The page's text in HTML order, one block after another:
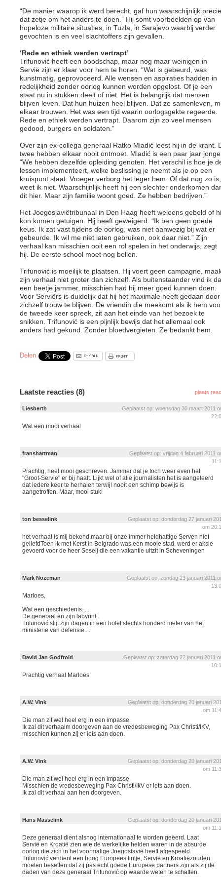
“De manier waarop ik werd berecht, gaf hun waarschijnlijk
dat zetje om het anders te doen.” Hij somt voorbeelden op van
hopeloze militaire situaties, in Tuzla, in Sarajevo waarbij verder
gevochten is en veel slachtoffers zijn gevallen.
‘Rede en ethiek werden vertrapt’
Trifunović heeft een boodschap, maar nog maar weinigen in
Servië zijn er klaar voor hem te horen. “Wat is gebeurd, was
kunstmatig, geprovoceerd. Alle wensen en aspiraties hadden in
redelijkheid zonder oorlog kunnen worden opgelost. Of je een
staat nu in stukken deelt of niet. Het is belangrijk dat mensen
blijven leven. Dat hun huizen heel blijven. Dat ze samenleven,
elkaar trouwen. Het was een tijd waarin oorlogsgekte regeerde.
Rede en ethiek werden vertrapt. Daarom zijn zo veel mensen
gedood, burgers en soldaten.”
Over zijn ex-collega generaal Ratko Mladić leest hij in de krant.
twee hebben elkaar nooit ontmoet. Mladić is een paar jaar
“We hebben dezelfde opleiding genoten. Het verschil is hoe je
lessen implementeert, welke beslissing je neemt als je op een
kruispunt staat. Vroeger verborg het leger hem. Of dat nog zo is,
weet ik niet. Waarschijnlijk heeft hij een slechter onderkomen
dit hier. Maar zijn familie woont goed. Ze hebben bedrijven.”
Het Joegoslaviëtribunaal in Den Haag heeft weleens gebeld of
kon komen getuigen. Hij heeft geweigerd. “Ik ben geen goede
keus. Ik zat vast tijdens de oorlog, was niet aanwezig bij wat er
gebeurde. Ik wil me niet laten gebruiken, ook daar niet.” Zijn
verhaal kan misschien ooit een rol spelen in het onderwijs, zegt
hij. De eerste school moet nog bellen.
Trifunović is moeilijk te plaatsen. Hij voert geen campagne,
zijn verhaal niet groter dan zichzelf. Als buitenstaander vind ik
een beetje jammer, misschien had hij meer goed kunnen doen.
Voor Serviërs is duidelijk dat hij het maximale heeft gedaan door
zichzelf trouw te blijven. De vriendin die meekomt als ik hem
de tweede keer spreek, zit aan het einde van het bezoek te
snikken. Trifunović is een pijnlijk bewijs dat het allemaal ook
anders had gekund. Zonder bloedvergieten. Ze bedankt hem.
Delen
Laatste reacties (8) plaats
Liesberth
Geplaatst op: woensdag 30 maart 2011
Wat een mooi verhaal
franshartman
Geplaatst op: vrijdag 4 februari 2011
Prachtig, heel mooi geschreven. Jammer dat je toch weer even het
"Groot-Servie" er bij haalt. Lijkt wel of alle journalisten het is aangeleerd
dat iedere keer te herhalen terwijl nooit een schimp bewijs is
aangetroffen. Maar, mooi stuk!
ton besselink
Geplaatst op: donderdag 27 januari
om
het verhaal is mij bekend,maar bij onze immer heldhaftige Serven niet
geliefdToen ik met Kerst in Belgrado was,een mooie stad, werd er aksie
gevoerd voor de heer Seselj die een vakantie uitzit in Scheveningen
Mark Nozeman
Geplaatst op: zondag 23 januari 2011
Marloes,
Wat een geschiedenis.....
De generaal en zijn labyrint..
Trifunović slijt zijn dagen in een hotel slechts honderd meter van het
ministerie van defensie....
David Jan Godfroid
Geplaatst op: zaterdag 22 januari 2011
Prachtig verhaal Marloes
A.W. Vink
Geplaatst op: donderdag 20 januari
om
Die man zit wel heel erg in een impasse.
Ik zal dit verhaalm doorgeven aan de vredesbeweging Pax Christi/IKV,
misschien kunnen zij er iets aan doen.
A.W. Vink
Geplaatst op: donderdag 20 januari
om
Die man zit wel heel erg in een impasse.
Misschien de vredesbeweging Pax Christi/IkV er iets aan doen.
Ik zal dit verhaal aan hen doorgeven.
Hans Masselink
Geplaatst op: donderdag 20 januari
om
Deze generaal dient alsnog internationaal te worden geëerd. Laat
Servië en Kroatië zien wie de werkelijke helden waren in de absurde
oorlog die zich in het voormalige Joegoslavië heeft afgespeeld.
Trifunović verdient een hoog Europees lintje, Servië en Kroatiëzouden
moeten beseffen dat zij pas echt goede Europese partners zijn als zij de
daden van deze generaal Trifunović op waarde weten te schatten.